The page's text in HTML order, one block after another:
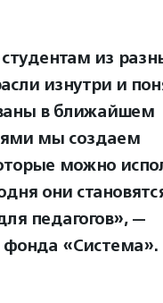
из
изнутри и
в ближайшем
мы создаем
можно
они
педагогов», —
фонда «Система».